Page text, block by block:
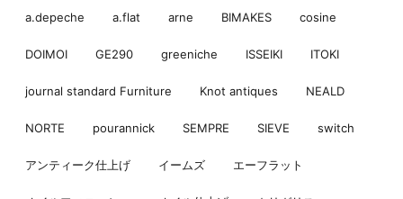
a.depeche a.flat arne BIMAKES cosine
DOIMOI GE290 greeniche ISSEIKI ITOKI
journal standard Furniture Knot antiques NEALD
NORTE pourannick SEMPRE SIEVE switch
アンティーク仕上げ イームズ エーフラット